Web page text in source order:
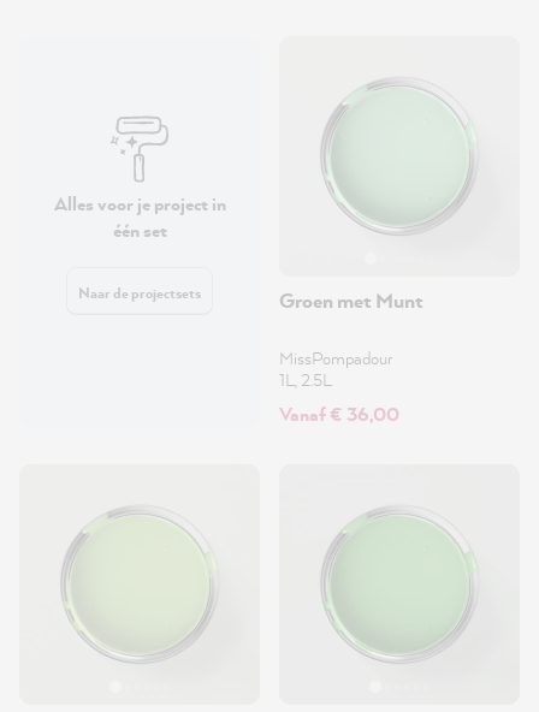
Alles voor je project in
één set
Naar de projectsets Groen met Munt
MissPompadour
1L, 2.5L
Vanaf € 36,00